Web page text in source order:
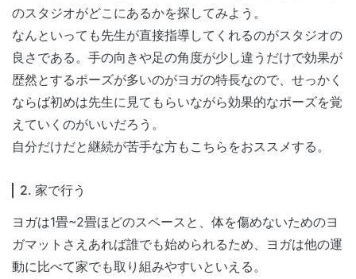
のスタジオがどこにあるかを探してみよう。
なんといっても先生が直接指導してくれるのがスタジオの
良さである。手の向きや足の角度が少し違うだけで効果が
歴然とするポーズが多いのがヨガの特長なので、せっかく
ならば初めは先生に見てもらいながら効果的なポーズを覚
えていくのがいいだろう。
自分だけだと継続が苦手な方もこちらをおススメする。
2. 家で行う
ヨガは1畳~2畳ほどのスペースと、体を傷めないためのヨ
ガマットさえあれば誰でも始められるため、ヨガは他の運
動に比べて家でも取り組みやすいといえる。